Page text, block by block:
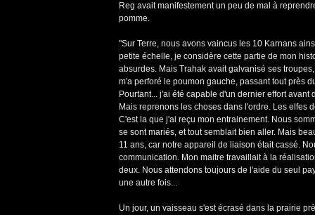
Reg avait manifestement un peu de mal à
pomme.
"Sur Terre, nous avons vaincus les 10 Karnans
petite échelle, je considère cette partie de mon
absurdes. Mais Trahak avait galvanisé ses
m'a perforé le poumon gauche, passant tout près
Pourtant... j'ai été capable d'un dernier effort avant
Mais reprenons les choses dans l'ordre. Les elfes
C'est la que j'ai reçu mon entrainement. Nous
se sont mariés, et tout semblait bien aller. Mais
11 ans, car notre appareil de liaison était cassé.
communication. Mon maitre travaillait à la
deux. Nous attendons toujours de l'aide du seul
une autre fois...
Un jour, un vaisseau s'est écrasé dans la prairie